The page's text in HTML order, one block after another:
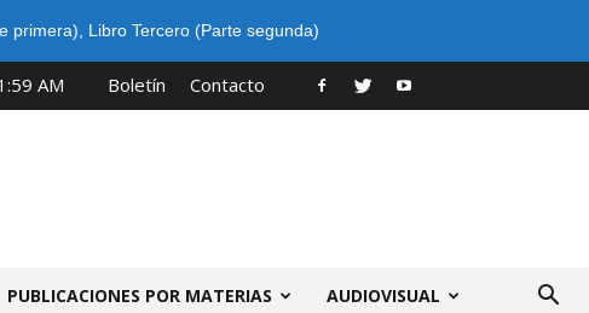
primera) Libro Tercero (Parte segunda)
AM Boletín Contacto
PUBLICACIONES POR MATERIAS AUDIOVISUAL